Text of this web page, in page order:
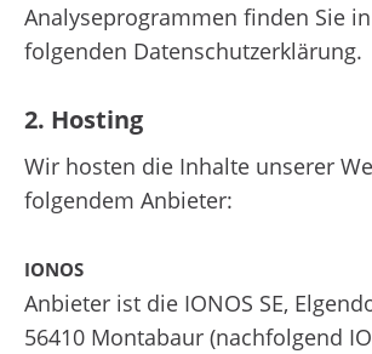
Analyseprogrammen finden Sie
folgenden Datenschutzerklärung.
2. Hosting
Wir hosten die Inhalte unserer
folgendem Anbieter:
IONOS
Anbieter ist die IONOS SE,
56410 Montabaur (nachfolgend